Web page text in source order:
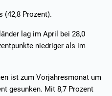
(42,8 Prozent).
lag im April bei 28,0
niedriger als im
ist zum Vorjahresmonat um
gesunken. Mit 8,7 Prozent